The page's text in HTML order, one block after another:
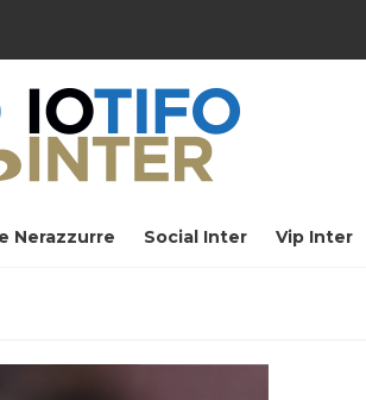
Nerazzurre Social Inter Vip Inter